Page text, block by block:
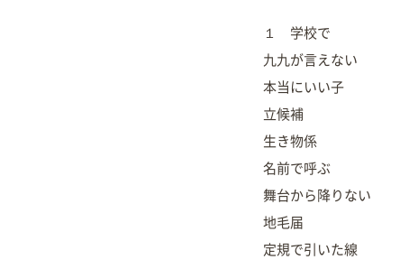
１ 学校で
九九が言えない
本当にいい子
立候補
生き物係
名前で呼ぶ
舞台から降りない
地毛届
定規で引いた線